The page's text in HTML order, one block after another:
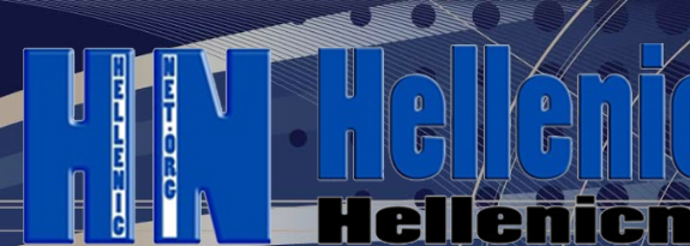
Μετάβαση στο κύριο περιεχόμενο